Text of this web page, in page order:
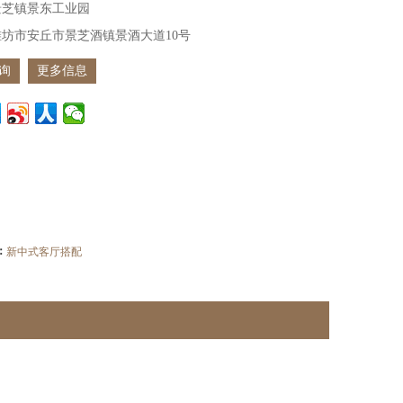
镇景东工业园
市安丘市景芝酒镇景酒大道10号
更多信息
新中式客厅搭配